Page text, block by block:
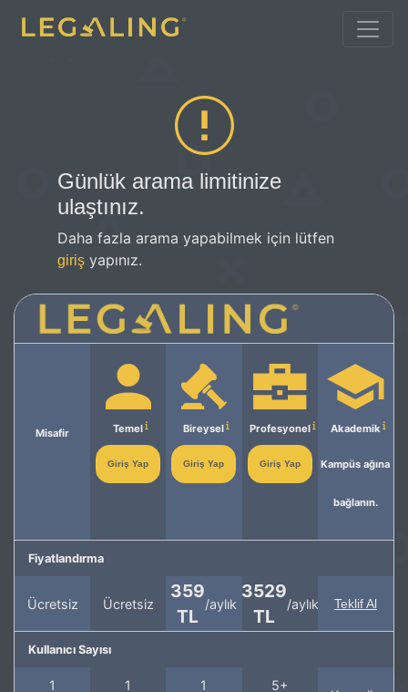
Günlük arama limitinize
ulaştınız.
Daha fazla arama yapabilmek için lütfen
giriş yapınız.
Misafir Temel
Giriş Yap
Bireysel
Giriş Yap
Profesyonel
Giriş Yap
Akademik
Kampüs ağına
bağlanın.
Fiyatlandırma
Ücretsiz Ücretsiz
359
TL
/aylık
3529
TL
/aylık Teklif Al
Kullanıcı Sayısı
1
1
1
5+